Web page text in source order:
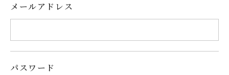
メールアドレス
パスワード